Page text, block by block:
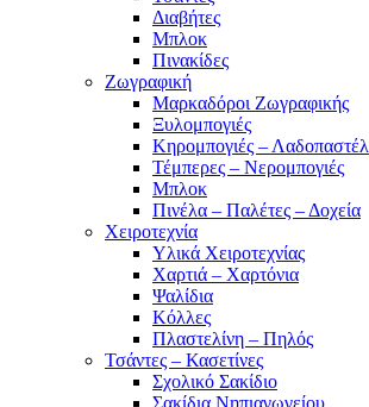
Διαβήτες
Μπλοκ
Πινακίδες
Ζωγραφική
Μαρκαδόροι Ζωγραφικής
Ξυλομπογιές
Κηρομπογιές – Λαδοπαστέλ
Τέμπερες – Νερομπογιές
Μπλοκ
Πινέλα – Παλέτες – Δοχεία
Χειροτεχνία
Υλικά Χειροτεχνίας
Χαρτιά – Χαρτόνια
Ψαλίδια
Κόλλες
Πλαστελίνη – Πηλός
Τσάντες – Κασετίνες
Σχολικό Σακίδιο
Σακίδια Νηπιαγωγείου